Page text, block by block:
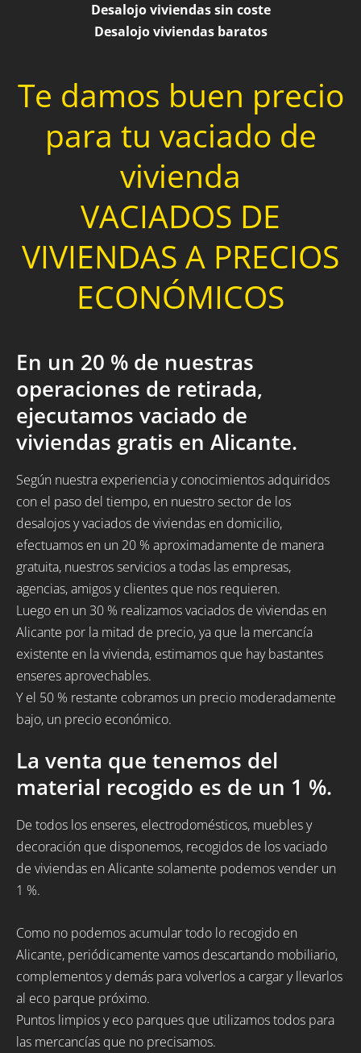
Desalojo viviendas sin coste
Desalojo viviendas baratos
Te damos buen precio
para tu vaciado de
vivienda
VACIADOS DE
VIVIENDAS A PRECIOS
ECONÓMICOS
En un 20 % de nuestras
operaciones de retirada,
ejecutamos vaciado de
viviendas gratis en Alicante.
Según nuestra experiencia y conocimientos adquiridos
con el paso del tiempo, en nuestro sector de los
desalojos y vaciados de viviendas en domicilio,
efectuamos en un 20 % aproximadamente de manera
gratuita, nuestros servicios a todas las empresas,
agencias, amigos y clientes que nos requieren.
Luego en un 30 % realizamos vaciados de viviendas en
Alicante por la mitad de precio, ya que la mercancía
existente en la vivienda, estimamos que hay bastantes
enseres aprovechables.
Y el 50 % restante cobramos un precio moderadamente
bajo, un precio económico.
La venta que tenemos del
material recogido es de un 1 %.
De todos los enseres, electrodomésticos, muebles y
decoración que disponemos, recogidos de los vaciado
de viviendas en Alicante solamente podemos vender un
1 %.
Como no podemos acumular todo lo recogido en
Alicante, periódicamente vamos descartando mobiliario,
complementos y demás para volverlos a cargar y llevarlos
al eco parque próximo.
Puntos limpios y eco parques que utilizamos todos para
las mercancías que no precisamos.